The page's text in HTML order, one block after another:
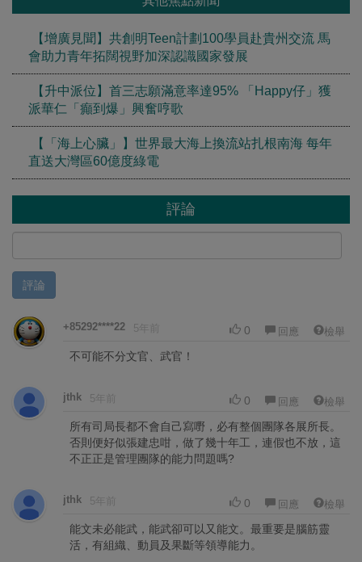
【增廣見聞】共創明Teen計劃100學員赴貴州交流 馬
會助力青年拓闊視野加深認識國家發展
【升中派位】首三志願滿意率達95% 「Happy仔」獲
派華仁「癲到爆」興奮哼歌
【「海上心臟」】世界最大海上換流站扎根南海 每年
直送大灣區60億度綠電
評論
評論
+85292****22 5年前 0 回應 檢舉
不可能不分文官、武官！
jthk 5年前 0 回應 檢舉
所有司局長都不會自己寫嘢，必有整個團隊各展所長。
否則便好似張建忠咁，做了幾十年工，連假也不放，這
不正正是管理團隊的能力問題嗎?
jthk 5年前 0 回應 檢舉
能文未必能武，能武卻可以又能文。最重要是腦筋靈
活，有組織、動員及果斷等領導能力。